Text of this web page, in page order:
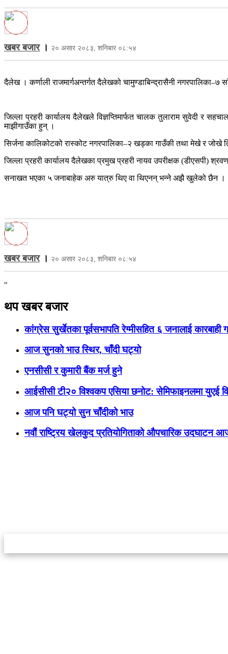
खबर बजार। २० असार २०८३, शनिबार ०८:५४
दैलेख । कर्णाली राजमार्गअन्तर्गत दैलेखको चामुण्डाबिन्द्रासैनी
जिल्ला प्रहरी कार्यालय दैलेखले विज्ञप्तिमार्फत चालक तुलाराम सुवेदी र
माझीगाउँका हुन् ।
सिर्जना कालिकोटको रास्कोट नगरपालिका–२ खड्का गाउँकी तथा मेखे र
जिल्ला प्रहरी कार्यालय दैलेखका प्रमुख प्रहरी नायव उपरीक्षक (डीएसपी)
सनाखत भएका ५ जनाबाहेक अरु यात्रु थिए वा थिएनन् भन्ने अझै खुलेको छैन ।
खबर बजार। २० असार २०८३, शनिबार ०८:५४
"
थप खबर बजार
कांग्रेस सुर्खेतका पूर्वसभापति रेग्मीसहित ६ जनालाई कारबाही
आज सुनको भाउ स्थिर, चाँदी घट्यो
एनसीसी र कुमारी बैंक मर्ज हुने
आईसीसी टी२० विश्वकप एसिया छनोट: सेमिफाइनलमा युएई
आज पनि घट्यो सुन चाँदीको भाउ
नवौं राष्ट्रिय खेलकुद प्रतियोगिताको औपचारिक उदघाटन